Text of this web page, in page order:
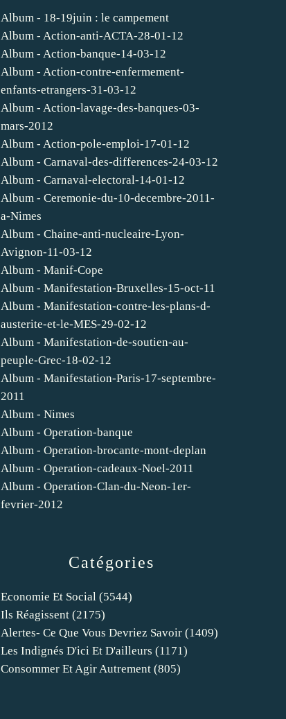
Catégories
Economie Et Social (5544)
Ils Réagissent (2175)
Alertes- Ce Que Vous Devriez Savoir (1409)
Les Indignés D'ici Et D'ailleurs (1171)
Consommer Et Agir Autrement (805)
Album - 18-19juin : le campement
Album - Action-anti-ACTA-28-01-12
Album - Action-banque-14-03-12
Album - Action-contre-enfermement-
enfants-etrangers-31-03-12
Album - Action-lavage-des-banques-03-
mars-2012
Album - Action-pole-emploi-17-01-12
Album - Carnaval-des-differences-24-03-12
Album - Carnaval-electoral-14-01-12
Album - Ceremonie-du-10-decembre-2011-
a-Nimes
Album - Chaine-anti-nucleaire-Lyon-
Avignon-11-03-12
Album - Manif-Cope
Album - Manifestation-Bruxelles-15-oct-11
Album - Manifestation-contre-les-plans-d-
austerite-et-le-MES-29-02-12
Album - Manifestation-de-soutien-au-
peuple-Grec-18-02-12
Album - Manifestation-Paris-17-septembre-
2011
Album - Nimes
Album - Operation-banque
Album - Operation-brocante-mont-deplan
Album - Operation-cadeaux-Noel-2011
Album - Operation-Clan-du-Neon-1er-
fevrier-2012